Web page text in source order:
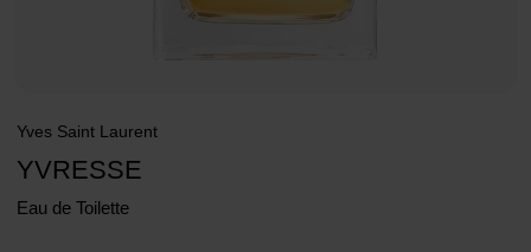
Yves Saint Laurent
YVRESSE
Eau de Toilette